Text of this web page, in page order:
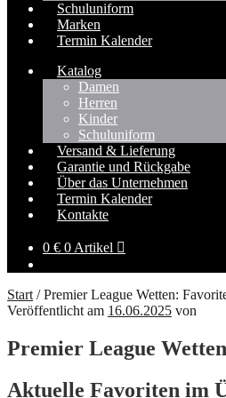
Schuluniform
Marken
Termin Kalender
Katalog
Damen
Herren
Kinder
Schuluniform
Versand & Lieferung
Garantie und Rückgabe
Über das Unternehmen
Termin Kalender
Kontakte
0 € 0 Artikel
Start /Premier League Wetten:
Veröffentlicht am 16.06.2025 von
Premier League
Aktuelle Favoriten im